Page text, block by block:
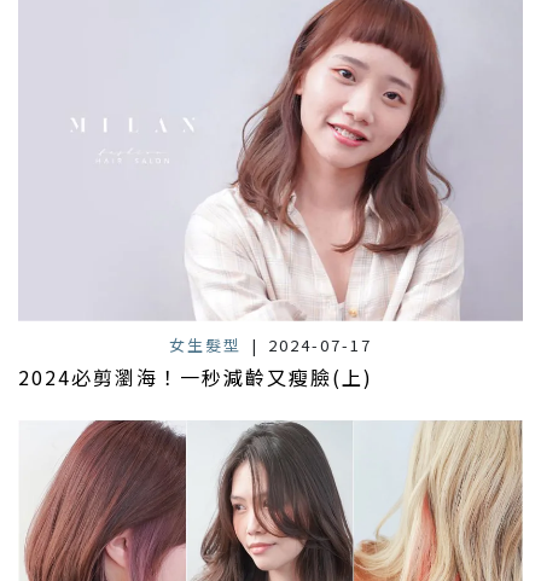
女生髮型 | 2024-07-17
2024必剪瀏海！一秒減齡又瘦臉(上)